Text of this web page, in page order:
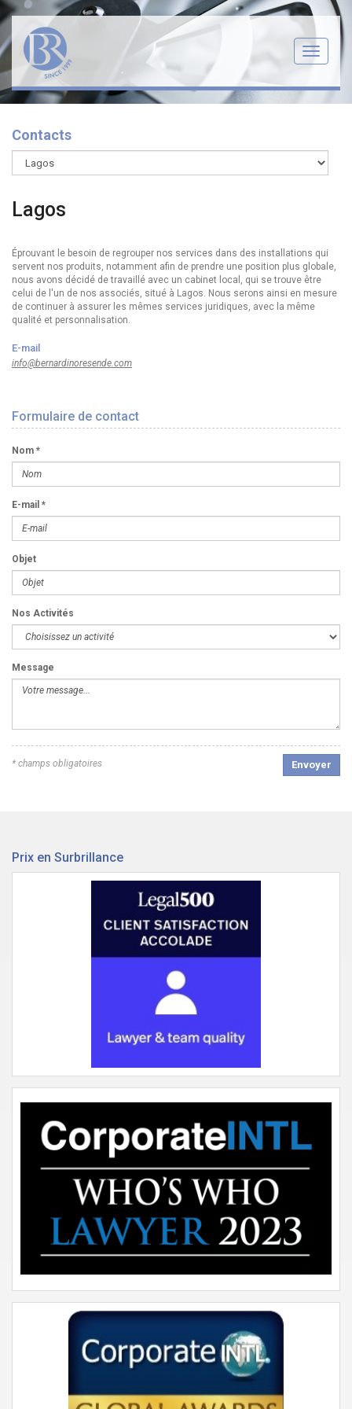
Menu
Contacts
Lagos
Éprouvant le besoin de regrouper nos services dans des installations qui
servent nos produits, notamment afin de prendre une position plus globale,
nous avons décidé de travaillé avec un cabinet local, qui se trouve être
celui de l'un de nos associés, situé à Lagos. Nous serons ainsi en mesure
de continuer à assurer les mêmes services juridiques, avec la même
qualité et personnalisation.
E-mail
info@bernardinoresende.com
Formulaire de contact
Nom *
E-mail *
Objet
Nos Activités
Message
* champs obligatoires Envoyer
Prix en Surbrillance